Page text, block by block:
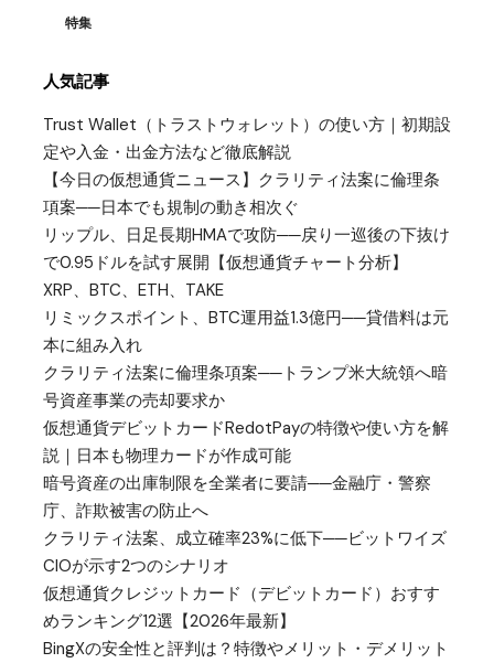
特集
人気記事
Trust Wallet（トラストウォレット）の使い方｜初期設
定や入金・出金方法など徹底解説
【今日の仮想通貨ニュース】クラリティ法案に倫理条
項案──日本でも規制の動き相次ぐ
リップル、日足長期HMAで攻防──戻り一巡後の下抜け
で0.95ドルを試す展開【仮想通貨チャート分析】
XRP、BTC、ETH、TAKE
リミックスポイント、BTC運用益1.3億円──貸借料は元
本に組み入れ
クラリティ法案に倫理条項案──トランプ米大統領へ暗
号資産事業の売却要求か
仮想通貨デビットカードRedotPayの特徴や使い方を解
説｜日本も物理カードが作成可能
暗号資産の出庫制限を全業者に要請──金融庁・警察
庁、詐欺被害の防止へ
クラリティ法案、成立確率23%に低下──ビットワイズ
CIOが示す2つのシナリオ
仮想通貨クレジットカード（デビットカード）おすす
めランキング12選【2026年最新】
BingXの安全性と評判は？特徴やメリット・デメリット